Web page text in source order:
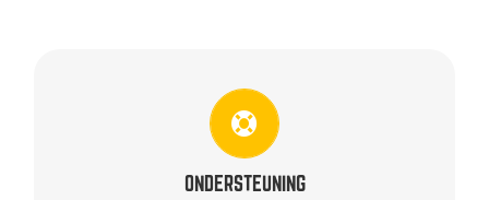
ONDERSTEUNING
ONDERSTEUNERS
Andre, Bjorn, Boyd, Chris, Detlev, Evelien, Hanne, Ilse,
Jan Willem, Jeroen, Maud, Maud, Melanie, Mirte,
Nienke, Nouk, Patrick, Pien, Rob & Yvonne